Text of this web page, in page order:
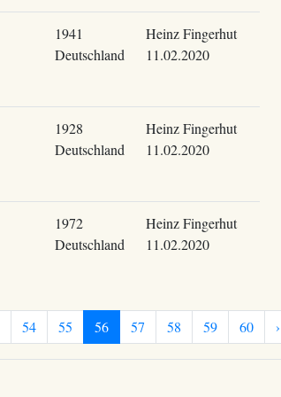
1941
Deutschland
Heinz Fingerhut
11.02.2020
1928
Deutschland
Heinz Fingerhut
11.02.2020
1972
Deutschland
Heinz Fingerhut
11.02.2020
54 55 56 57 58 59 60 ›